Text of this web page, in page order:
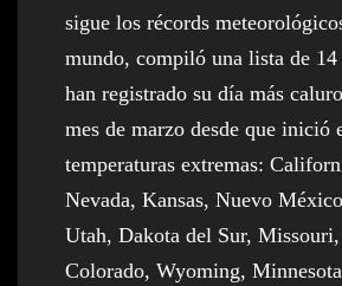
sigue los récords
mundo, compiló una lista de 14
han registrado su día más
mes de marzo desde que inició
temperaturas extremas:
Nevada, Kansas, Nuevo
Utah, Dakota del Sur,
Colorado, Wyoming,